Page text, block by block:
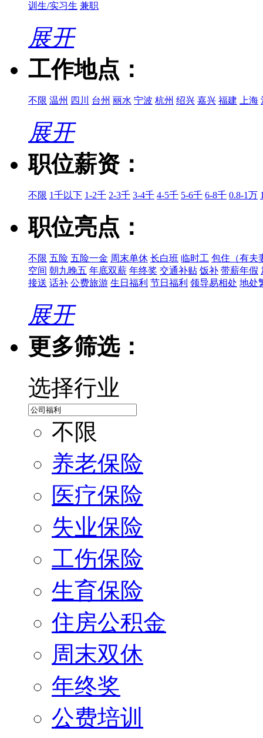
训生/实习生 兼职
展开
工作地点：
不限 温州 四川 台州 丽水 宁波 杭州 绍兴 嘉兴 福建 上海
展开
职位薪资：
不限 1千以下 1-2千 2-3千 3-4千 4-5千 5-6千 6-8千 0.8-1万
职位亮点：
不限 五险 五险一金 周末单休 长白班 临时工 包住（有夫
空间 朝九晚五 年底双薪 年终奖 交通补贴 饭补 带薪年假
接送 话补 公费旅游 生日福利 节日福利 领导易相处 地处
展开
更多筛选：
选择行业
不限
养老保险
医疗保险
失业保险
工伤保险
生育保险
住房公积金
周末双休
年终奖
公费培训